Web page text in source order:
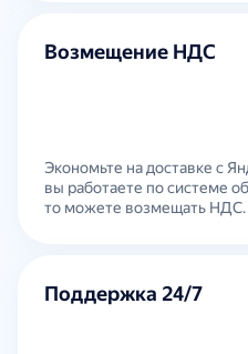
Возмещение НДС
Экономьте на доставке с
вы работаете по системе
то можете возмещать НДС.
Поддержка 24/7